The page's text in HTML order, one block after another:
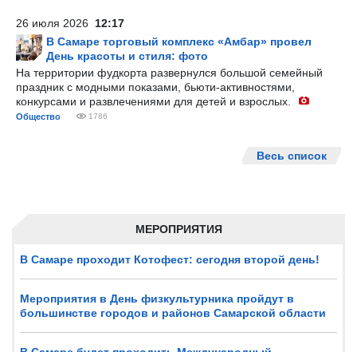
МЕРОПРИЯТИЯ
В Самаре проходит Котофест: сегодня второй день!
Мероприятия в День физкультурника пройдут в
большинстве городов и районов Самарской области
26 июля 2026 12:17
В Самаре торговый комплекс «Амбар» провел
День красоты и стиля: фото
На территории фудкорта развернулся большой семейный
праздник с модными показами, бьюти-активностями,
конкурсами и развлечениями для детей и взрослых.
Общество 1786
Весь список